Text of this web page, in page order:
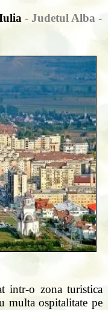
- Judetul Alba -
intr-o zona turistica
multa ospitalitate pe